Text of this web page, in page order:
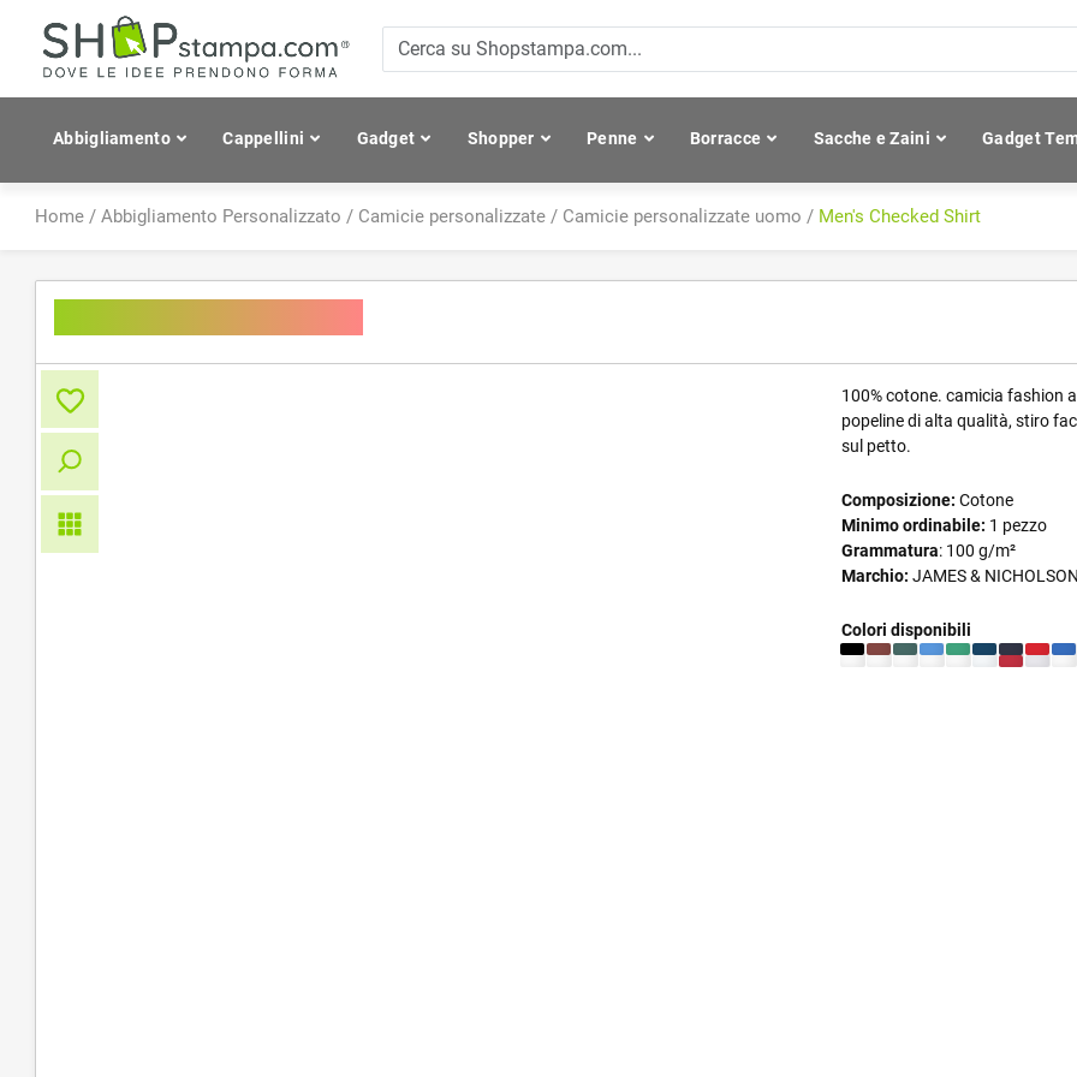
Abbigliamento Cappellini Gadget Shopper Penne Borracce Sacche e Zaini Gadget
Home / Abbigliamento Personalizzato / Camicie personalizzate / Camicie personalizzate uomo / Men's Checked Shirt
100% cotone. camicia fashion
popeline di alta qualità, stiro
sul petto.
Composizione: Cotone
Minimo ordinabile: 1 pezzo
Grammatura: 100 g/m²
Marchio: JAMES &
Colori disponibili